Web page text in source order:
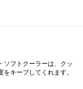
フトクーラーは、クッ
キープしてくれます。